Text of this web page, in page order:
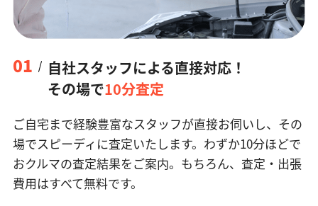
01
自社スタッフによる直接対応！
その場で10分査定
ご自宅まで経験豊富なスタッフが直接お伺いし、その
場でスピーディに査定いたします。 わずか10分ほどで
おクルマの査定結果をご案内。もちろん、査定・出張
費用はすべて無料です。